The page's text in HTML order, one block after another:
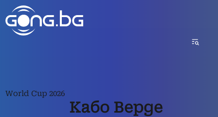
World Cup 2026
Кабо Верде